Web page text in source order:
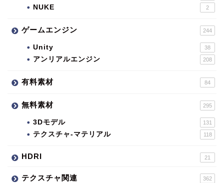
NUKE 2
ゲームエンジン 244
Unity 38
アンリアルエンジン 208
有料素材 84
無料素材 295
3Dモデル 131
テクスチャ-マテリアル 118
HDRI 21
テクスチャ関連 362